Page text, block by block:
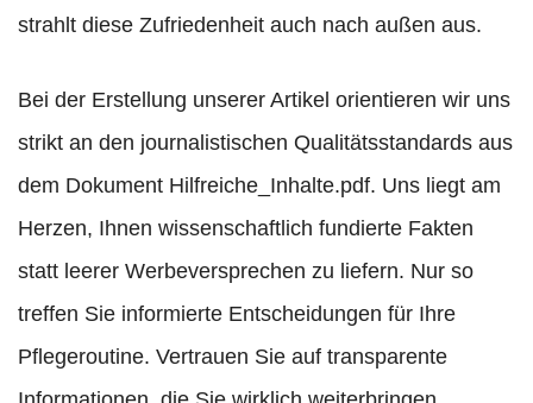
strahlt diese Zufriedenheit auch nach außen aus.
Bei der Erstellung unserer Artikel orientieren wir uns
strikt an den journalistischen Qualitätsstandards aus
dem Dokument Hilfreiche_Inhalte.pdf. Uns liegt am
Herzen, Ihnen wissenschaftlich fundierte Fakten
statt leerer Werbeversprechen zu liefern. Nur so
treffen Sie informierte Entscheidungen für Ihre
Pflegeroutine. Vertrauen Sie auf transparente